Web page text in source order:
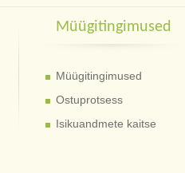
Müügitingimused
Müügitingimused
Ostuprotsess
Isikuandmete kaitse